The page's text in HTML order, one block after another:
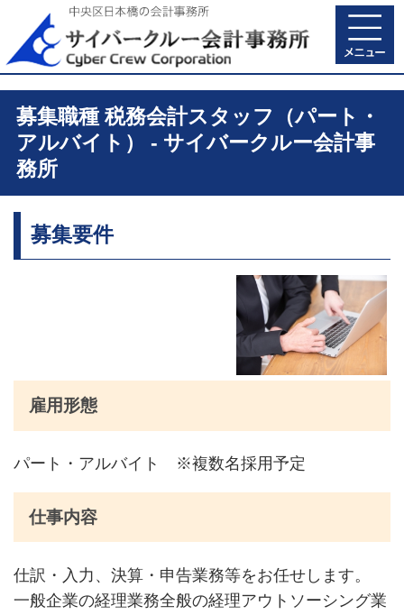
募集職種 税務会計スタッフ（パート・
アルバイト） - サイバークルー会計事
務所
募集要件
雇用形態
パート・アルバイト ※複数名採用予定
仕事内容
仕訳・入力、決算・申告業務等をお任せします。
一般企業の経理業務全般の経理アウトソーシング業